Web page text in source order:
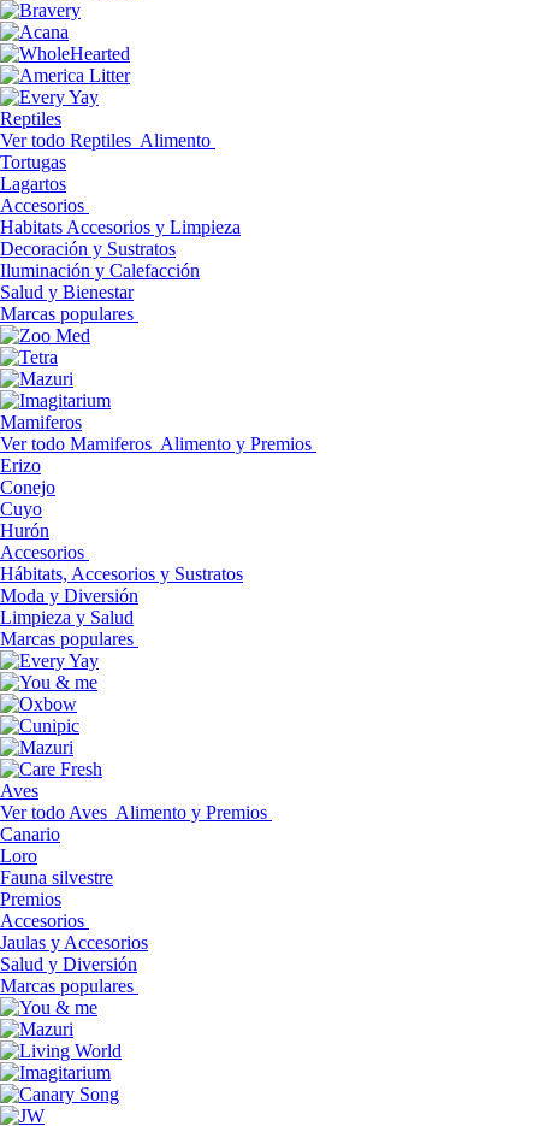
Reptiles
Ver todo Reptiles Alimento
Tortugas
Lagartos
Accesorios
Habitats Accesorios y Limpieza
Decoración y Sustratos
Iluminación y Calefacción
Salud y Bienestar
Marcas populares
Mamiferos
Ver todo Mamiferos Alimento y Premios
Erizo
Conejo
Cuyo
Hurón
Accesorios
Hábitats, Accesorios y Sustratos
Moda y Diversión
Limpieza y Salud
Marcas populares
Aves
Ver todo Aves Alimento y Premios
Canario
Loro
Fauna silvestre
Premios
Accesorios
Jaulas y Accesorios
Salud y Diversión
Marcas populares